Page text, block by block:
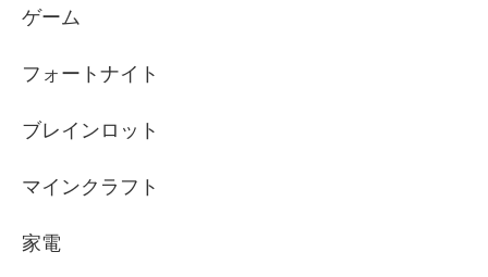
ゲーム
フォートナイト
ブレインロット
マインクラフト
家電